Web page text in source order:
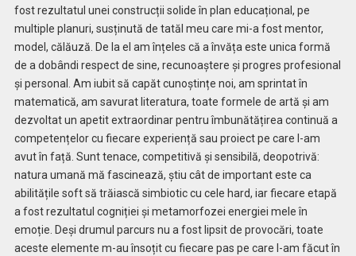
fost rezultatul unei construcții solide în plan educațional, pe
multiple planuri, susținută de tatăl meu care mi-a fost mentor,
model, călăuză. De la el am înțeles că a învăța este unica formă
de a dobândi respect de sine, recunoaștere și progres profesional
și personal. Am iubit să capăt cunoștințe noi, am sprintat în
matematică, am savurat literatura, toate formele de artă și am
dezvoltat un apetit extraordinar pentru îmbunătățirea continuă a
competențelor cu fiecare experiență sau proiect pe care l-am
avut în față. Sunt tenace, competitivă și sensibilă, deopotrivă:
natura umană mă fascinează, știu cât de important este ca
abilitățile soft să trăiască simbiotic cu cele hard, iar fiecare etapă
a fost rezultatul cogniției și metamorfozei energiei mele în
emoție. Deși drumul parcurs nu a fost lipsit de provocări, toate
aceste elemente m-au însoțit cu fiecare pas pe care l-am făcut în